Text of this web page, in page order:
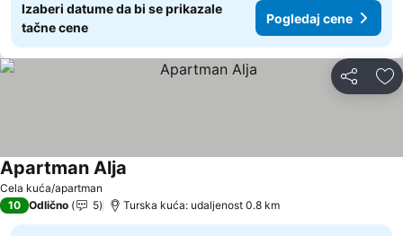
Izaberi datume da bi se prikazale
tačne cene
Pogledaj cene
Deli
Cela kuća/apartman
Apartman Alja
10 Odlično 5 Turska kuća: udaljenost 0.8 km